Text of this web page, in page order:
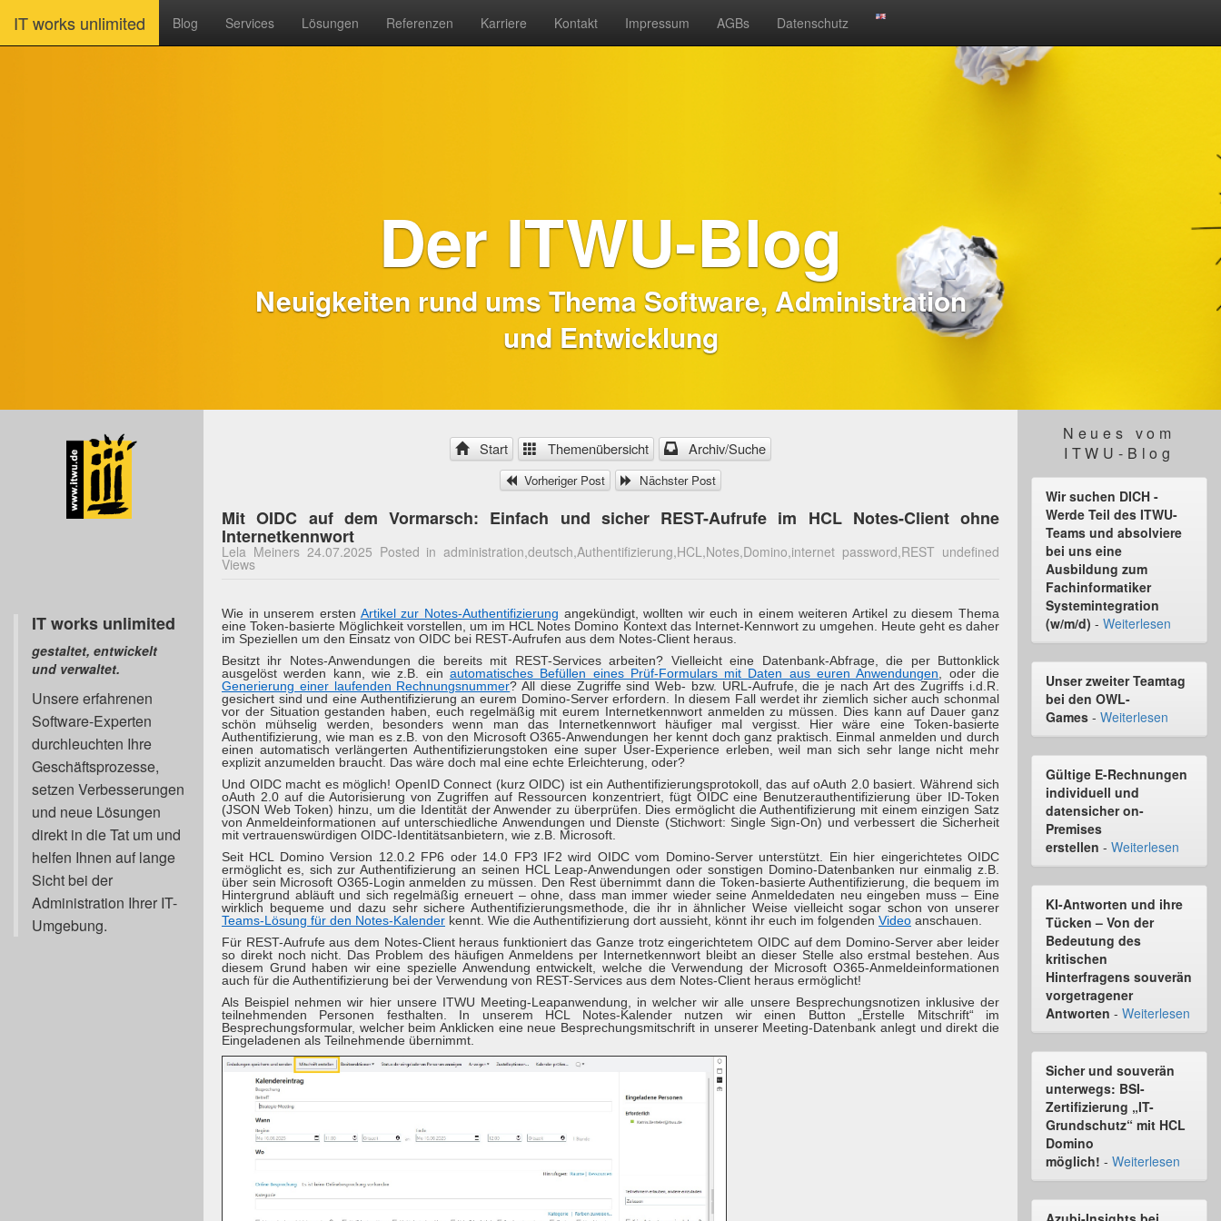
IT works unlimited Blog Services Lösungen Referenzen Karriere Kontakt Impressum AGBs Datenschutz
Der ITWU-Blog
Neuigkeiten rund ums Thema Software, Administration
und Entwicklung
IT works unlimited
gestaltet, entwickelt
und verwaltet.
Unsere erfahrenen
Software-Experten
durchleuchten Ihre
Geschäftsprozesse,
setzen Verbesserungen
und neue Lösungen
direkt in die Tat um und
helfen Ihnen auf lange
Sicht bei der
Administration Ihrer IT-
Umgebung.
Start Themenübersicht Archiv/Suche
Vorheriger Post Nächster Post
Mit OIDC auf dem Vormarsch: Einfach und sicher REST-Aufrufe im HCL Notes-Client ohne
Internetkennwort
Lela Meiners 24.07.2025 Posted in administration,deutsch,Authentifizierung,HCL,Notes,Domino,internet password,REST undefined
Views
Wie in unserem ersten Artikel zur Notes-Authentifizierung angekündigt, wollten wir euch in einem weiteren Artikel zu diesem Thema
eine Token-basierte Möglichkeit vorstellen, um im HCL Notes Domino Kontext das Internet-Kennwort zu umgehen. Heute geht es daher
im Speziellen um den Einsatz von OIDC bei REST-Aufrufen aus dem Notes-Client heraus.
Besitzt ihr Notes-Anwendungen die bereits mit REST-Services arbeiten? Vielleicht eine Datenbank-Abfrage, die per Buttonklick
ausgelöst werden kann, wie z.B. ein automatisches Befüllen eines Prüf-Formulars mit Daten aus euren Anwendungen , oder die
Generierung einer laufenden Rechnungsnummer? All diese Zugriffe sind Web- bzw. URL-Aufrufe, die je nach Art des Zugriffs i.d.R.
gesichert sind und eine Authentifizierung an eurem Domino-Server erfordern. In diesem Fall werdet ihr ziemlich sicher auch schonmal
vor der Situation gestanden haben, euch regelmäßig mit eurem Internetkennwort anmelden zu müssen. Dies kann auf Dauer ganz
schön mühselig werden, besonders wenn man das Internetkennwort häufiger mal vergisst. Hier wäre eine Token-basierte
Authentifizierung, wie man es z.B. von den Microsoft O365-Anwendungen her kennt doch ganz praktisch. Einmal anmelden und durch
einen automatisch verlängerten Authentifizierungstoken eine super User-Experience erleben, weil man sich sehr lange nicht mehr
explizit anzumelden braucht. Das wäre doch mal eine echte Erleichterung, oder?
Und OIDC macht es möglich! OpenID Connect (kurz OIDC) ist ein Authentifizierungsprotokoll, das auf oAuth 2.0 basiert. Während sich
oAuth 2.0 auf die Autorisierung von Zugriffen auf Ressourcen konzentriert, fügt OIDC eine Benutzerauthentifizierung über ID-Token
(JSON Web Token) hinzu, um die Identität der Anwender zu überprüfen. Dies ermöglicht die Authentifizierung mit einem einzigen Satz
von Anmeldeinformationen auf unterschiedliche Anwendungen und Dienste (Stichwort: Single Sign-On) und verbessert die Sicherheit
mit vertrauenswürdigen OIDC-Identitätsanbietern, wie z.B. Microsoft.
Seit HCL Domino Version 12.0.2 FP6 oder 14.0 FP3 IF2 wird OIDC vom Domino-Server unterstützt. Ein hier eingerichtetes OIDC
ermöglicht es, sich zur Authentifizierung an seinen HCL Leap-Anwendungen oder sonstigen Domino-Datenbanken nur einmalig z.B.
über sein Microsoft O365-Login anmelden zu müssen. Den Rest übernimmt dann die Token-basierte Authentifizierung, die bequem im
Hintergrund abläuft und sich regelmäßig erneuert – ohne, dass man immer wieder seine Anmeldedaten neu eingeben muss – Eine
wirklich bequeme und dazu sehr sichere Authentifizierungsmethode, die ihr in ähnlicher Weise vielleicht sogar schon von unserer
Teams-Lösung für den Notes-Kalender kennt. Wie die Authentifizierung dort aussieht, könnt ihr euch im folgenden Video anschauen.
Für REST-Aufrufe aus dem Notes-Client heraus funktioniert das Ganze trotz eingerichtetem OIDC auf dem Domino-Server aber leider
so direkt noch nicht. Das Problem des häufigen Anmeldens per Internetkennwort bleibt an dieser Stelle also erstmal bestehen. Aus
diesem Grund haben wir eine spezielle Anwendung entwickelt, welche die Verwendung der Microsoft O365-Anmeldeinformationen
auch für die Authentifizierung bei der Verwendung von REST-Services aus dem Notes-Client heraus ermöglicht!
Als Beispiel nehmen wir hier unsere ITWU Meeting-Leapanwendung, in welcher wir alle unsere Besprechungsnotizen inklusive der
teilnehmenden Personen festhalten. In unserem HCL Notes-Kalender nutzen wir einen Button „Erstelle Mitschrift“ im
Besprechungsformular, welcher beim Anklicken eine neue Besprechungsmitschrift in unserer Meeting-Datenbank anlegt und direkt die
Eingeladenen als Teilnehmende übernimmt.
Neues vom
ITWU-Blog
Wir suchen DICH -
Werde Teil des ITWU-
Teams und absolviere
bei uns eine
Ausbildung zum
Fachinformatiker
Systemintegration
(w/m/d) - Weiterlesen
Unser zweiter Teamtag
bei den OWL-
Games - Weiterlesen
Gültige E-Rechnungen
individuell und
datensicher on-
Premises
erstellen - Weiterlesen
KI-Antworten und ihre
Tücken – Von der
Bedeutung des
kritischen
Hinterfragens souverän
vorgetragener
Antworten - Weiterlesen
Sicher und souverän
unterwegs: BSI-
Zertifizierung „IT-
Grundschutz“ mit HCL
Domino
möglich! - Weiterlesen